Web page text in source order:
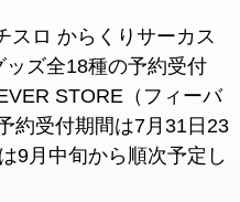
スロ からくりサーカス
ズ全18種の予約受付
STORE（フィーバ
約受付期間は7月31日23
9月中旬から順次予定し